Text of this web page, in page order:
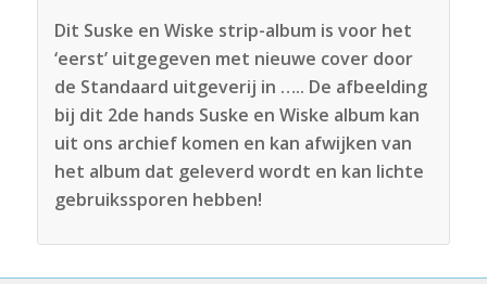
Dit Suske en Wiske strip-album is voor het
‘eerst’ uitgegeven met nieuwe cover door
de Standaard uitgeverij in ….. De afbeelding
bij dit 2de hands Suske en Wiske album kan
uit ons archief komen en kan afwijken van
het album dat geleverd wordt en kan lichte
gebruikssporen hebben!